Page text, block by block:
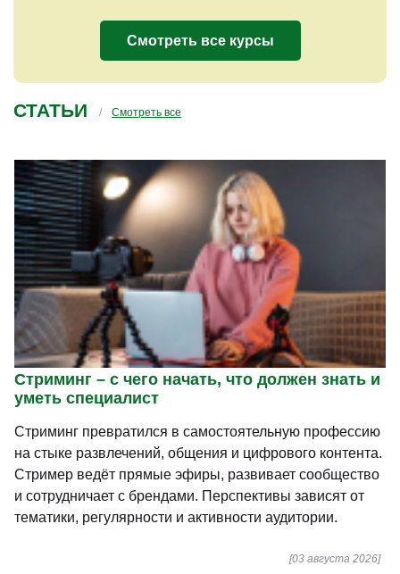
Смотреть все курсы
СТАТЬИ Смотреть все
Стриминг – с чего начать, что должен знать и
уметь специалист
Стриминг превратился в самостоятельную профессию
на стыке развлечений, общения и цифрового контента.
Стример ведёт прямые эфиры, развивает сообщество
и сотрудничает с брендами. Перспективы зависят от
тематики, регулярности и активности аудитории.
[03 августа 2026]